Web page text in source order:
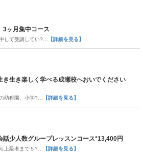
ヶ月集中コース
して受講してい?… 【詳細を見る】
生き楽しく学べる成瀬校へおいでください
幼稚園、小学?… 【詳細を見る】
話少人数グループレッスンコース*13,400円
上級者まで５?… 【詳細を見る】